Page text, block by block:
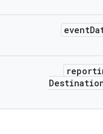
event